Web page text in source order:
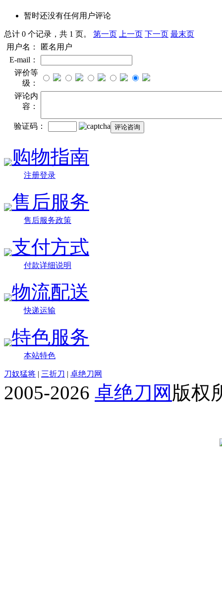
暂时还没有任何用户评论
总计 0 个记录，共 1 页。 第一页 上一页 下一页 最末页
用户名：
匿名用户
E-mail：
评价等
级：
评论内
容：
验证码：
购物指南
注册登录
售后服务
售后服务政策
支付方式
付款详细说明
物流配送
快递运输
特色服务
本站特色
刀奴猛将 | 三折刀 | 卓绝刀网
2005-2026 卓绝刀网 版权